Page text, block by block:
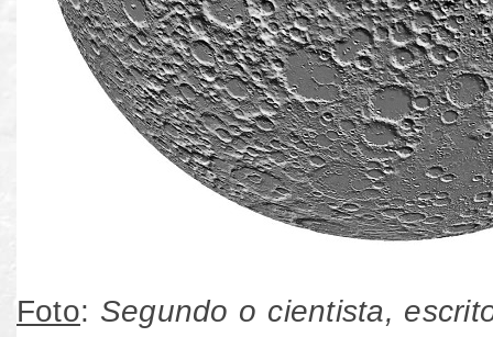
Foto: Segundo o cientista,